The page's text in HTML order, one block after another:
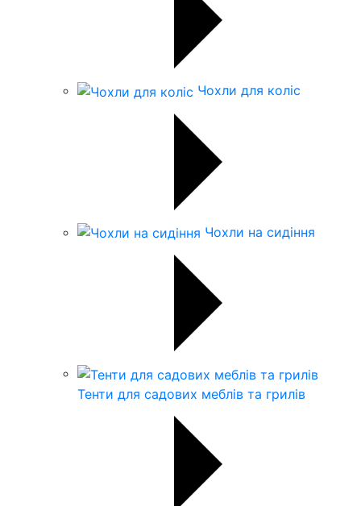
Чохли для коліс
Чохли на сидіння
Тенти для садових меблів та грилів